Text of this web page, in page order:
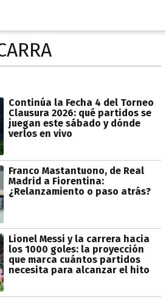
Continúa la Fecha 4 del Torneo
Clausura 2026: qué partidos se
juegan este sábado y dónde
verlos en vivo
Franco Mastantuono, de Real
Madrid a Fiorentina:
¿Relanzamiento o paso atrás?
Lionel Messi y la carrera hacia
los 1000 goles: la proyección
que marca cuántos partidos
necesita para alcanzar el hito